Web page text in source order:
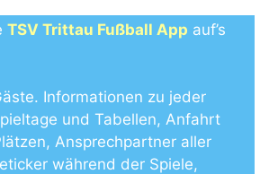
TSV Trittau Fußball App auf’s
Informationen zu jeder
und Tabellen, Anfahrt
Ansprechpartner aller
während der Spiele,